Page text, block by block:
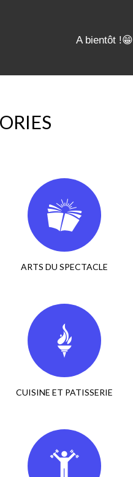
A bientôt !😁
ARTS DU SPECTACLE
CUISINE ET PATISSERIE